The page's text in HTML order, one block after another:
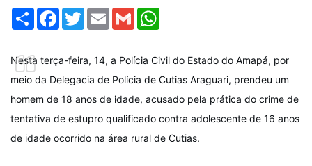
Share Facebook
TwitterEmail Gmail
Nesta terça-feira, 14, a Polícia Civil do Estado do Amapá, por
meio da Delegacia de Polícia de Cutias Araguari, prendeu um
homem de 18 anos de idade, acusado pela prática do crime de
tentativa de estupro qualificado contra adolescente de 16 anos
de idade ocorrido na área rural de Cutias.